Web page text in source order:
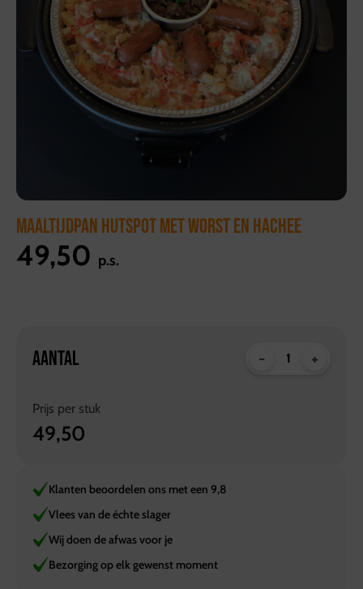
MAALTIJDPAN HUTSPOT MET WORST EN HACHEE
49,50 p.s.
AANTAL - +
Prijs per stuk
49,50
Klanten beoordelen ons met een 9,8
Vlees van de échte slager
Wij doen de afwas voor je
Bezorging op elk gewenst moment